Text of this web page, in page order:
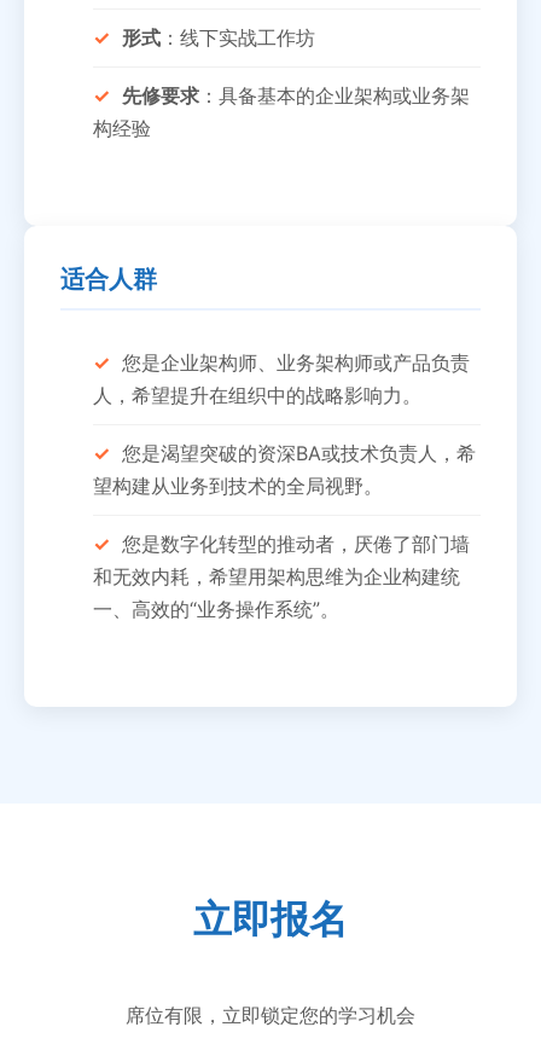
形式 ：线下实战工作坊
先修要求 ：具备基本的企业架构或业务架
构经验
适合人群
您是企业架构师、业务架构师或产品负责
人，希望提升在组织中的战略影响力。
您是渴望突破的资深BA或技术负责人，希
望构建从业务到技术的全局视野。
您是数字化转型的推动者，厌倦了部门墙
和无效内耗，希望用架构思维为企业构建统
一、高效的“业务操作系统”。
立即报名
席位有限，立即锁定您的学习机会